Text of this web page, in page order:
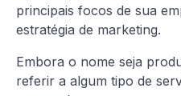
principais focos de sua
estratégia de marketing.
Embora o nome seja
referir a algum tipo de